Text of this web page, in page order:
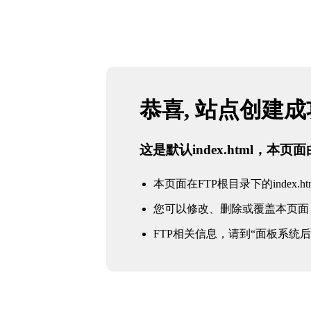
恭喜, 站点创建
这是默认index.html，本页面
本页面在FTP根目录下的
您可以修改、删除或覆盖本页面
FTP相关信息，请到“面板系统